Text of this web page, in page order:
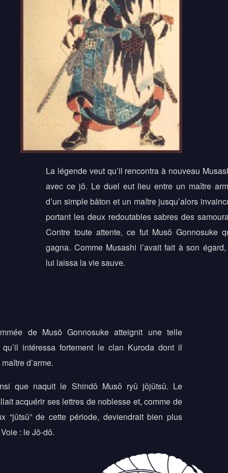
La légende veut qu’il rencontra à nouveau
avec ce jô. Le duel eut lieu entre un maître
d’un simple bâton et un maître jusqu’alors
portant les deux redoutables sabres des
Contre toute attente, ce fut Musô Gonnosuke
gagna. Comme Musashi l’avait fait à son
lui laissa la vie sauve.
de Musô Gonnosuke atteignit une telle
qu’il intéressa fortement le clan Kuroda dont il
d’arme.
que naquit le Shindô Musô ryû jôjûtsû. Le
acquérir ses lettres de noblesse et, comme de
“jûtsû” de cette période, deviendrait bien plus
: le Jô-dô.